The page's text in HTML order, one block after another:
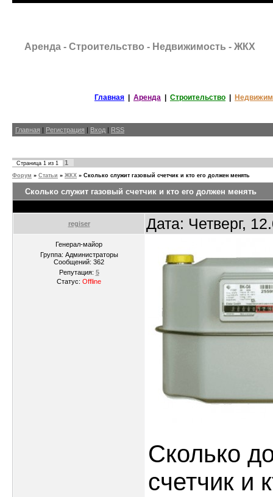
Аренда - Строительство - Недвижимость - ЖКХ
Главная Аренда Строительство
Главная Регистрация Вход RSS
Страница 1 из 1 1
Форум » Статьи » ЖКХ » Сколько служит газовый счетчик и кто его должен менять
Сколько служит газовый счетчик и кто его должен менять
regiser Дата: Четверг,
Генерал-майор
Группа: Администраторы
Сообщений: 362
Репутация: 5
Статус: Offline
Сколько
счетчик и